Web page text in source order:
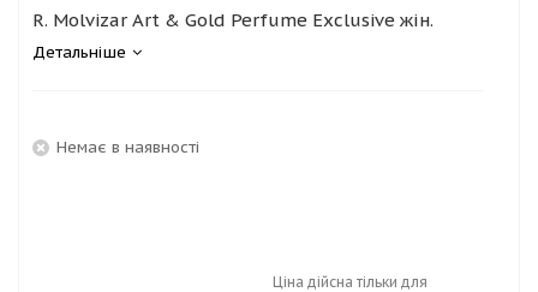
R. Molvizar Art & Gold Perfume Exclusive жін.
Детальніше
Немає в наявності
Ціна дійсна тільки для